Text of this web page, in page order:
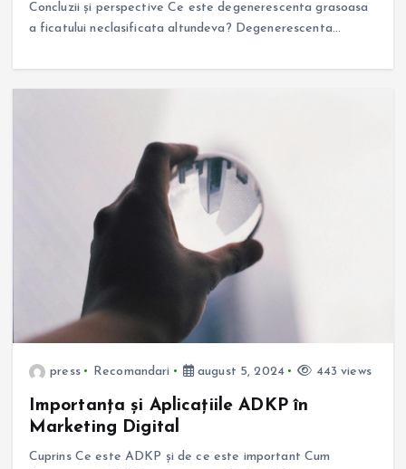
Concluzii și perspective Ce este degenerescenta grasoasa
a ficatului neclasificata altundeva? Degenerescenta…
press Recomandari august 5, 2024 443 views
Importanța și Aplicațiile ADKP în
Marketing Digital
Cuprins Ce este ADKP și de ce este important Cum